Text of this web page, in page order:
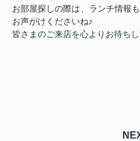
お部屋探しの際は、ランチ情報
お声がけくださいね♪
皆さまのご来店を心よりお待ち